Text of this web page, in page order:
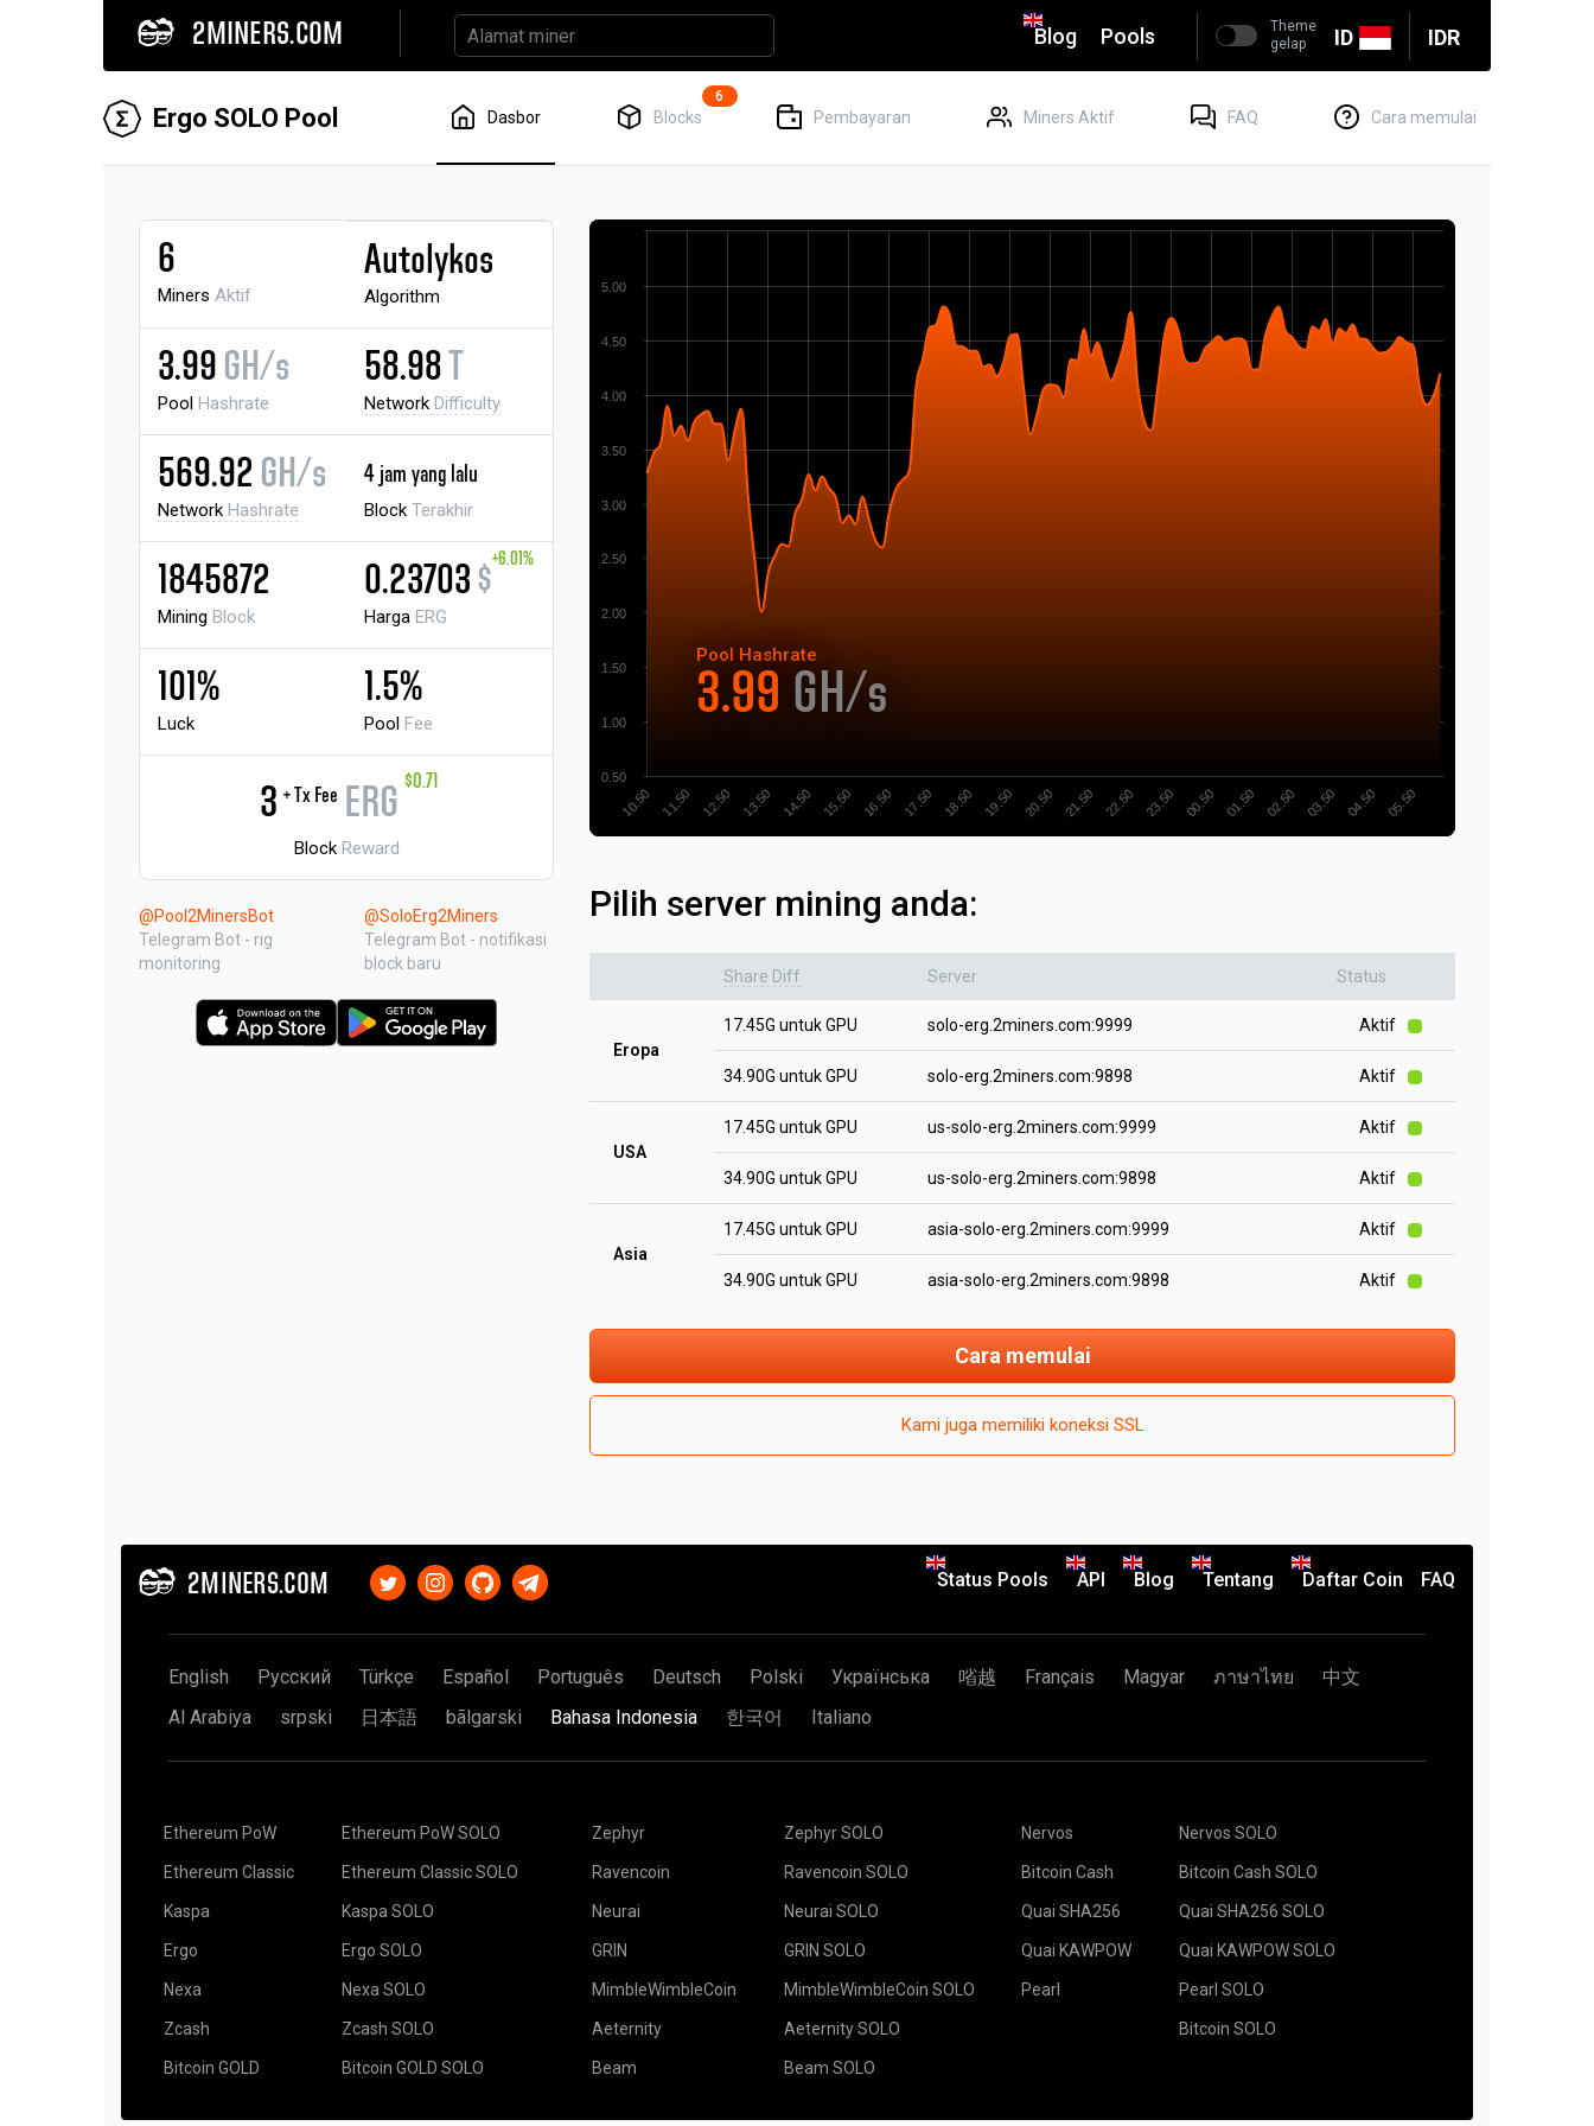
2MINERS.COM ID IDR
Blog Pools
Theme
gelap
Ergo SOLO Pool Dasbor Blocks
6
Pembayaran Miners Aktif FAQ Cara memulai
6
Miners Aktif
Autolykos
Algorithm
3.99 GH/s
Pool Hashrate
58.98 T
Network Difficulty
569.92 GH/s
Network Hashrate
4 jam yang lalu
Block Terakhir
1845872
Mining Block
0.23703 $
+6.01%
Harga ERG
101%
Luck
1.5%
Pool Fee
3 + Tx Fee ERG
$0.71
Block Reward
@Pool2MinersBot
Telegram Bot - rig
monitoring
@SoloErg2Miners
Telegram Bot - notifikasi
block baru
Pool Hashrate
3.99 GH/s
10.50 11.50 12.50 13.50 14.50 15.50 16.50 17.50 18.50 19.50 20.50 21.50 22.50 23.50 00.50 01.50 02.50 03.50 04.50 05.50
0.50
1.00
1.50
2.00
2.50
3.00
3.50
4.00
4.50
5.00
Pilih server mining anda:
Share Diff Server Status
Eropa
17.45G untuk GPU solo-erg.2miners.com:9999 Aktif
34.90G untuk GPU solo-erg.2miners.com:9898 Aktif
USA
17.45G untuk GPU us-solo-erg.2miners.com:9999 Aktif
34.90G untuk GPU us-solo-erg.2miners.com:9898 Aktif
Asia
17.45G untuk GPU asia-solo-erg.2miners.com:9999 Aktif
34.90G untuk GPU asia-solo-erg.2miners.com:9898 Aktif
Cara memulai
Kami juga memiliki koneksi SSL
2MINERS.COM Status Pools API Blog Tentang Daftar Coin FAQ
English Русский Türkçe Español Português Deutsch Polski Українська 㗂越 Français Magyar ภาษาไทย
中文
Al Arabiya
srpski 日本語 bãlgarski Bahasa Indonesia 한국어 Italiano
Ethereum PoW
Ethereum Classic
Kaspa
Ergo
Nexa
Zcash
Bitcoin GOLD
Ethereum PoW SOLO
Ethereum Classic SOLO
Kaspa SOLO
Ergo SOLO
Nexa SOLO
Zcash SOLO
Bitcoin GOLD SOLO
Zephyr
Ravencoin
Neurai
GRIN
MimbleWimbleCoin
Aeternity
Beam
Zephyr SOLO
Ravencoin SOLO
Neurai SOLO
GRIN SOLO
MimbleWimbleCoin SOLO
Aeternity SOLO
Beam SOLO
Nervos
Bitcoin Cash
Quai SHA256
Quai KAWPOW
Pearl
Nervos SOLO
Bitcoin Cash SOLO
Quai SHA256 SOLO
Quai KAWPOW SOLO
Pearl SOLO
Bitcoin SOLO